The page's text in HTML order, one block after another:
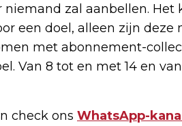
zal aanbellen. Het
een doel, alleen zijn deze
met abonnement-
Van 8 tot en met 14 en
check ons WhatsApp-